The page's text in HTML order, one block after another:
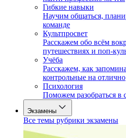
Гибкие навыки
Научим общаться,
команде
Культпросвет
Расскажем обо всём
путешествиях и поп-
Учёба
Расскажем, как
контрольные на отлично
Психология
Поможем разобраться в
Экзамены
Все темы рубрики экзамены